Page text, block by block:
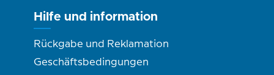
Hilfe und information
Rückgabe und Reklamation
Geschäftsbedingungen